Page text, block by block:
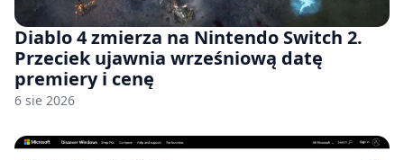
Diablo 4 zmierza na Nintendo Switch 2.
Przeciek ujawnia wrześniową datę
premiery i cenę
6 sie 2026